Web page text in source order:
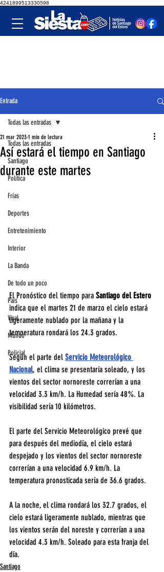
4241899513330598
Entrada
Todas las entradas
Santiago
Política
Frías
Deportes
Entretenimiento
Interior
La Banda
De todo un poco
País
Viral
Mundo
Policial
Todas las entradas
Así estará el tiempo en Santiago
durante este martes
21 mar 2023 1 min de lectura
El Pronóstico del tiempo para Santiago del Estero
indica que el martes 21 de marzo el cielo estará
ligeramente nublado por la mañana y la
temperatura rondará los 24.3 grados.
Según el parte del Servicio Meteorológico
Nacional, el clima se presentaría soleado, y los
vientos del sector nornoreste correrían a una
velocidad 3.3 km/h. La Humedad sería 48%. La
visibilidad sería 10 kilómetros.
El parte del Servicio Meteorológico prevé que
para después del mediodía, el cielo estará
despejado y los vientos del sector nornoreste
correrían a una velocidad 6.9 km/h. La
temperatura pronosticada sería de 36.6 grados.
A la noche, el clima rondará los 32.7 grados, el
cielo estará ligeramente nublado, mientras que
los vientos serán del noreste y correrían a una
velocidad 4.3 km/h. Soleado para esta franja del
día.
Santiago